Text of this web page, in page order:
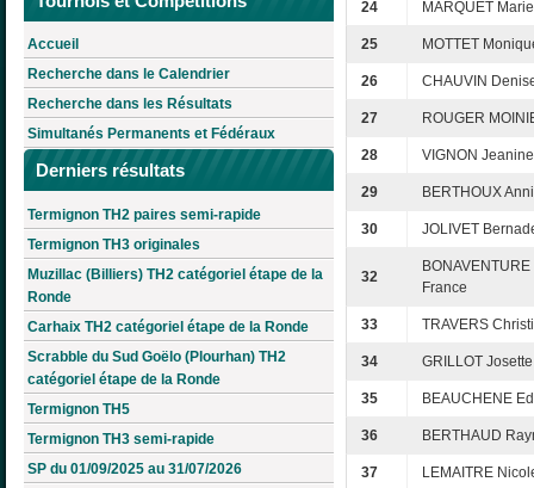
Accueil
Recherche dans le Calendrier
Recherche dans les Résultats
Simultanés Permanents et Fédéraux
Derniers résultats
Termignon TH2 paires semi-rapide
Termignon TH3 originales
Muzillac (Billiers) TH2 catégoriel étape de la
Ronde
Carhaix TH2 catégoriel étape de la Ronde
Scrabble du Sud Goëlo (Plourhan) TH2
catégoriel étape de la Ronde
Termignon TH5
Termignon TH3 semi-rapide
SP du 01/09/2025 au 31/07/2026
24 MARQUET
25 MOTTET
26 CHAUVIN
27 ROUGER
28 VIGNON Jeanine
29 BERTHOUX
30 JOLIVET
32
France
33 TRAVERS
34 GRILLOT Josette
35 BEAUCHENE
36 BERTHAUD
37 LEMAITRE